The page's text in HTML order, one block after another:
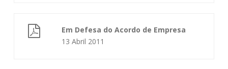
Em Defesa do Acordo de Empresa
13 Abril 2011